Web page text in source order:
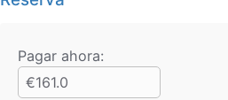
Pagar ahora:
€161.0